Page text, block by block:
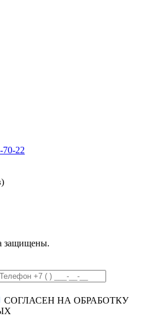
70-22
защищены.
СОГЛАСЕН НА ОБРАБОТКУ